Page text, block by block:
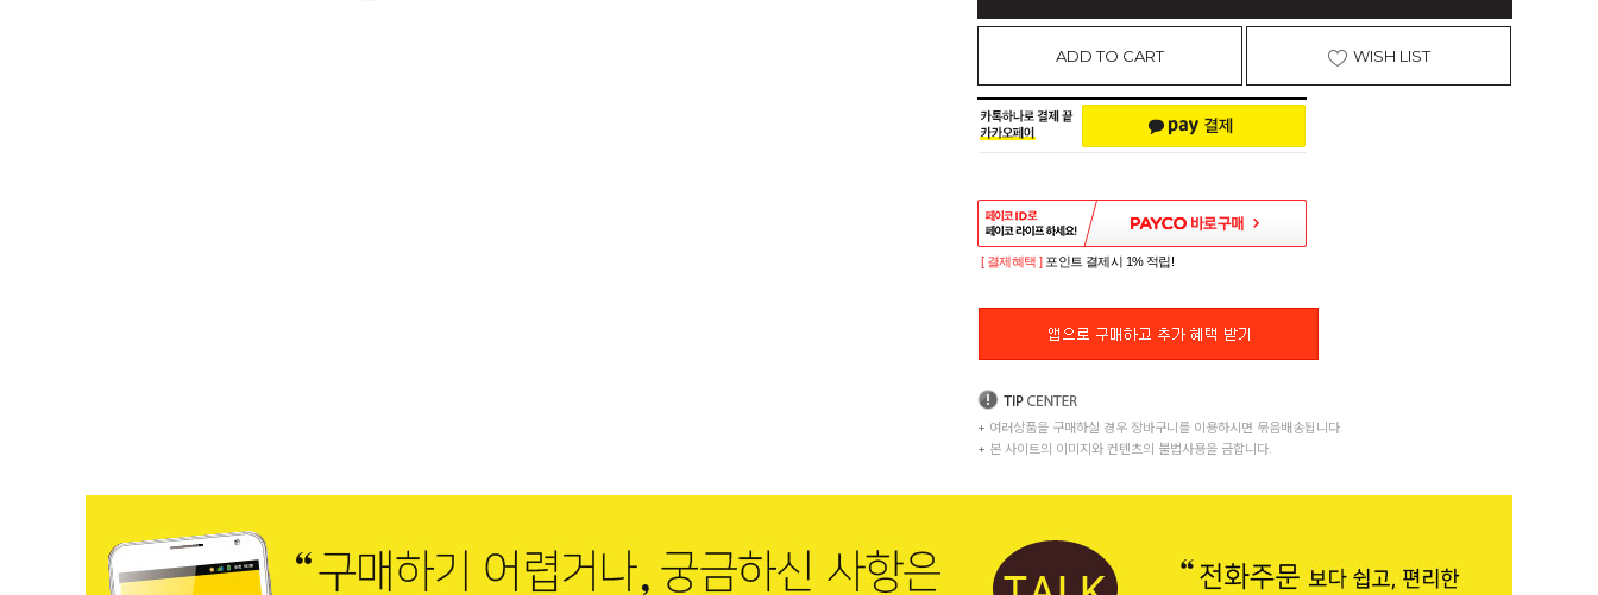
ADD TO CART WISH LIST
[ 결제혜택 ] 포인트 결제시 1% 적립!
+ 여러상품을 구매하실 경우 장바구니를 이용하시면 묶음배송됩니다.
+ 본 사이트의 이미지와 컨텐츠의 불법사용을 금합니다.